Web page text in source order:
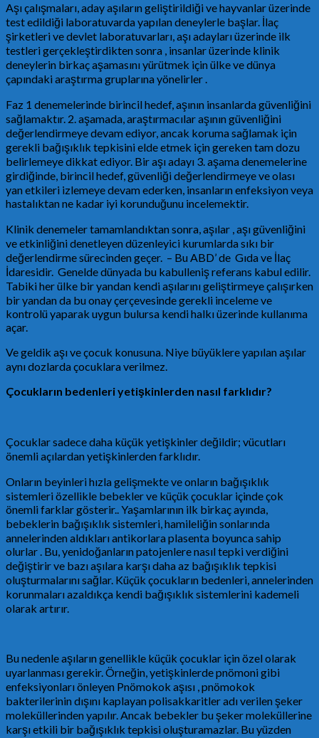
Aşı çalışmaları, aday aşıların geliştirildiği ve hayvanlar üzerinde
test edildiği laboratuvarda yapılan deneylerle başlar. İlaç
şirketleri ve devlet laboratuvarları, aşı adayları üzerinde ilk
testleri gerçekleştirdikten sonra , insanlar üzerinde klinik
deneylerin birkaç aşamasını yürütmek için ülke ve dünya
çapındaki araştırma gruplarına yönelirler .
Faz 1 denemelerinde birincil hedef, aşının insanlarda güvenliğini
sağlamaktır. 2. aşamada, araştırmacılar aşının güvenliğini
değerlendirmeye devam ediyor, ancak koruma sağlamak için
gerekli bağışıklık tepkisini elde etmek için gereken tam dozu
belirlemeye dikkat ediyor. Bir aşı adayı 3. aşama denemelerine
girdiğinde, birincil hedef, güvenliği değerlendirmeye ve olası
yan etkileri izlemeye devam ederken, insanların enfeksiyon veya
hastalıktan ne kadar iyi korunduğunu incelemektir.
Klinik denemeler tamamlandıktan sonra, aşılar , aşı güvenliğini
ve etkinliğini denetleyen düzenleyici kurumlarda sıkı bir
değerlendirme sürecinden geçer. – Bu ABD’ de Gıda ve İlaç
İdaresidir. Genelde dünyada bu kabulleniş referans kabul edilir.
Tabiki her ülke bir yandan kendi aşılarını geliştirmeye çalışırken
bir yandan da bu onay çerçevesinde gerekli inceleme ve
kontrolü yaparak uygun bulursa kendi halkı üzerinde kullanıma
açar.
Ve geldik aşı ve çocuk konusuna. Niye büyüklere yapılan aşılar
aynı dozlarda çocuklara verilmez.
Çocukların bedenleri yetişkinlerden nasıl farklıdır?
Çocuklar sadece daha küçük yetişkinler değildir; vücutları
önemli açılardan yetişkinlerden farklıdır.
Onların beyinleri hızla gelişmekte ve onların bağışıklık
sistemleri özellikle bebekler ve küçük çocuklar içinde çok
önemli farklar gösterir.. Yaşamlarının ilk birkaç ayında,
bebeklerin bağışıklık sistemleri, hamileliğin sonlarında
annelerinden aldıkları antikorlara plasenta boyunca sahip
olurlar . Bu, yenidoğanların patojenlere nasıl tepki verdiğini
değiştirir ve bazı aşılara karşı daha az bağışıklık tepkisi
oluşturmalarını sağlar. Küçük çocukların bedenleri, annelerinden
korunmaları azaldıkça kendi bağışıklık sistemlerini kademeli
olarak artırır.
Bu nedenle aşıların genellikle küçük çocuklar için özel olarak
uyarlanması gerekir. Örneğin, yetişkinlerde pnömoni gibi
enfeksiyonları önleyen Pnömokok aşısı , pnömokok
bakterilerinin dışını kaplayan polisakkaritler adı verilen şeker
moleküllerinden yapılır. Ancak bebekler bu şeker moleküllerine
karşı etkili bir bağışıklık tepkisi oluşturamazlar. Bu yüzden